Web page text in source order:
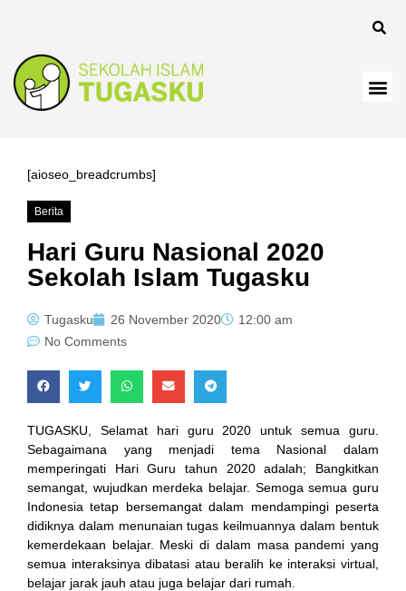
al
[aioseo_breadcrumbs]
Berita
Hari Guru Nasional 2020
Sekolah Islam Tugasku
Tugasku 26 November 2020
12:00 am
No Comments
TUGASKU, Selamat hari guru 2020 untuk semua guru.
Sebagaimana yang menjadi tema Nasional dalam
memperingati Hari Guru tahun 2020 adalah; Bangkitkan
semangat, wujudkan merdeka belajar. Semoga semua guru
Indonesia tetap bersemangat dalam mendampingi peserta
didiknya dalam menunaian tugas keilmuannya dalam bentuk
kemerdekaan belajar. Meski di dalam masa pandemi yang
semua interaksinya dibatasi atau beralih ke interaksi virtual,
belajar jarak jauh atau juga belajar dari rumah.